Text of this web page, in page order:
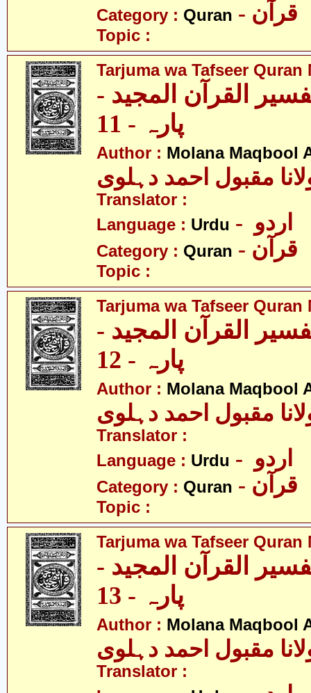
Category : Quran - قرآن
Topic :
Tarjuma wa Tafseer Quran
القرآن المجید -
پارہ - 11
Author : Molana Maqbool
مقبول احمد دہلوی
Translator :
Language : Urdu
Category : Quran - قرآن
Topic :
Tarjuma wa Tafseer Quran
القرآن المجید -
پارہ - 12
Author : Molana Maqbool
مقبول احمد دہلوی
Translator :
Language : Urdu
Category : Quran - قرآن
Topic :
Tarjuma wa Tafseer Quran
القرآن المجید -
پارہ - 13
Author : Molana Maqbool
مقبول احمد دہلوی
Translator :